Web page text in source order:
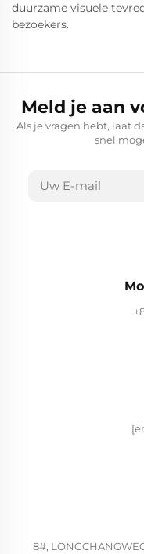
duurzame visuele
bezoekers.
Meld je aan
Als je vragen hebt, laat
snel
8#,